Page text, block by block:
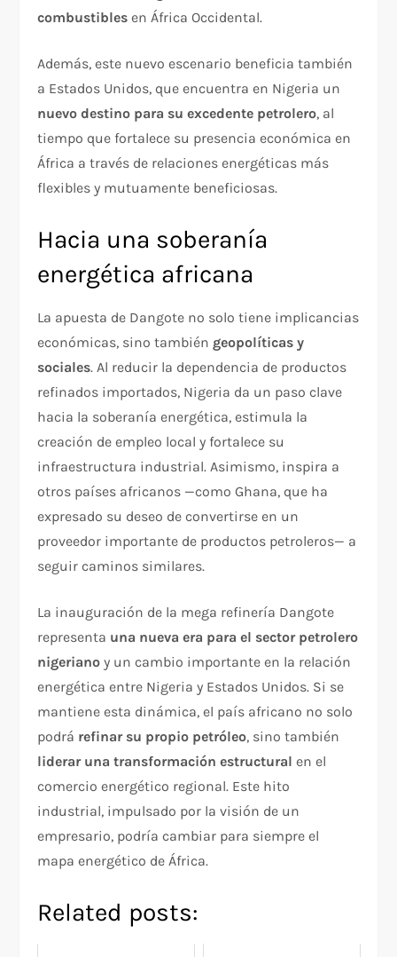
combustibles en África Occidental.
Además, este nuevo escenario beneficia también
a Estados Unidos, que encuentra en Nigeria un
nuevo destino para su excedente petrolero, al
tiempo que fortalece su presencia económica en
África a través de relaciones energéticas más
flexibles y mutuamente beneficiosas.
Hacia una soberanía
energética africana
La apuesta de Dangote no solo tiene implicancias
económicas, sino también geopolíticas y
sociales. Al reducir la dependencia de productos
refinados importados, Nigeria da un paso clave
hacia la soberanía energética, estimula la
creación de empleo local y fortalece su
infraestructura industrial. Asimismo, inspira a
otros países africanos —como Ghana, que ha
expresado su deseo de convertirse en un
proveedor importante de productos petroleros— a
seguir caminos similares.
La inauguración de la mega refinería Dangote
representa una nueva era para el sector petrolero
nigeriano y un cambio importante en la relación
energética entre Nigeria y Estados Unidos. Si se
mantiene esta dinámica, el país africano no solo
podrá refinar su propio petróleo, sino también
liderar una transformación estructural en el
comercio energético regional. Este hito
industrial, impulsado por la visión de un
empresario, podría cambiar para siempre el
mapa energético de África.
Related posts: